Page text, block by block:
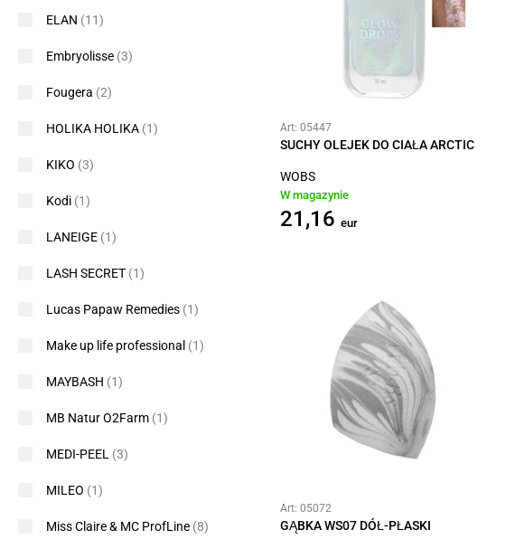
Art: 05447
SUCHY OLEJEK DO CIAŁA ARCTIC
WOBS
W magazynie
21,16 eur
Art: 05072
GĄBKA WS07 DÓŁ-PŁASKI
ELAN (11)
Embryolisse (3)
Fougera (2)
HOLIKA HOLIKA (1)
KIKO (3)
Kodi (1)
LANEIGE (1)
LASH SECRET (1)
Lucas Papaw Remedies (1)
Make up life professional (1)
MAYBASH (1)
MB Natur O2Farm (1)
MEDI-PEEL (3)
MILEO (1)
Miss Claire & MC ProfLine (8)